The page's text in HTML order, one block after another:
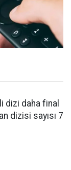
dizi daha final
dizisi sayısı 7